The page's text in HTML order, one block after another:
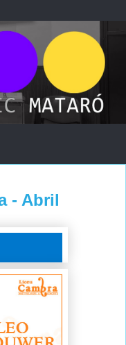
- Abril